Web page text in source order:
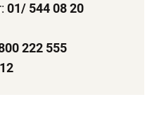
01/ 544 08 20
222 555